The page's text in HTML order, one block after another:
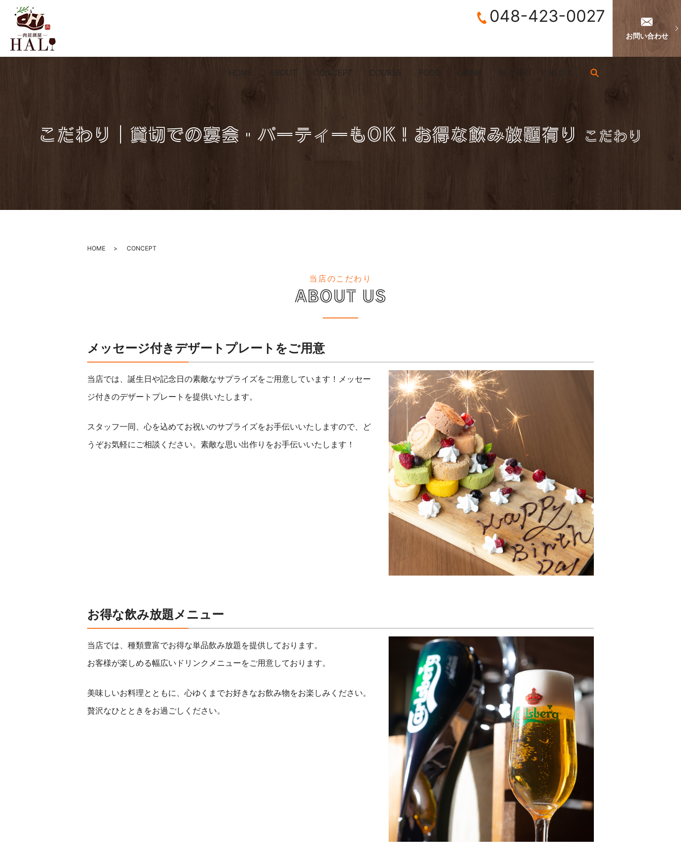
048-423-0027
お問い合わせ
HOME ABOUT CONCEPT COURSE FOOD DRINK RECRUIT BLOG
こだわり｜貸切での宴会・パーティーもOK！お得な飲み放題有り こだわり
HOME CONCEPT
当店のこだわり
ABOUT US
メッセージ付きデザートプレートをご用意
当店では、誕生日や記念日の素敵なサプライズをご用意しています！メッセー
ジ付きのデザートプレートを提供いたします。
スタッフ一同、心を込めてお祝いのサプライズをお手伝いいたしますので、ど
うぞお気軽にご相談ください。素敵な思い出作りをお手伝いいたします！
お得な飲み放題メニュー
当店では、種類豊富でお得な単品飲み放題を提供しております。
お客様が楽しめる幅広いドリンクメニューをご用意しております。
美味しいお料理とともに、心ゆくまでお好きなお飲み物をお楽しみください。
贅沢なひとときをお過ごしください。